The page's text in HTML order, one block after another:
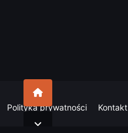
Polityka prywatności Kontakt